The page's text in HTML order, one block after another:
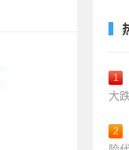
1
大
2